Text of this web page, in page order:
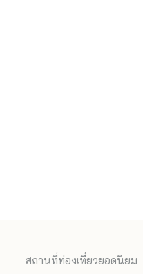
สถานที่ท่องเที่ยวยอดนิยม